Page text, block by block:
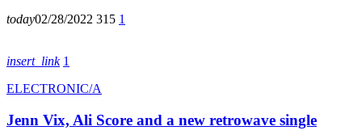
today02/28/2022 315 1
insert_link 1
ELECTRONIC/A
Jenn Vix, Ali Score and a new retrowave single